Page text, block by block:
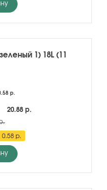
1) 18L (11
р.
20.88 р.
0.58 р.